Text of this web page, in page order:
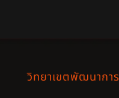
วิทยาเขตพัฒนาการ